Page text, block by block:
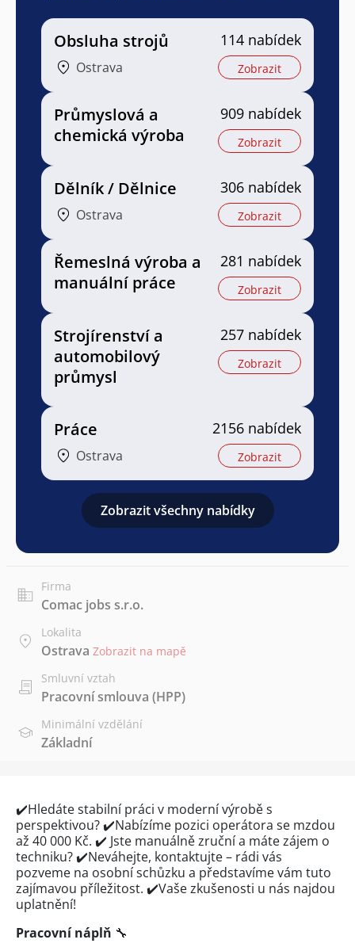
Obsluha strojů
Ostrava
114 nabídek
Zobrazit
Průmyslová a
chemická výroba
909 nabídek
Zobrazit
Dělník / Dělnice
Ostrava
306 nabídek
Zobrazit
Řemeslná výroba a
manuální práce
281 nabídek
Zobrazit
Strojírenství a
automobilový
průmysl
257 nabídek
Zobrazit
Práce
Ostrava
2156 nabídek
Zobrazit
Zobrazit všechny nabídky
Firma
Comac jobs s.r.o.
Lokalita
Ostrava Zobrazit na mapě
Smluvní vztah
Pracovní smlouva (HPP)
Minimální vzdělání
Základní
✔️Hledáte stabilní práci v moderní výroběs
perspektivou? ✔️Nabízíme pozici operátora se mzdou
až 40 000 Kč. ✔️ Jste manuálně zruční a máte zájem o
techniku? ✔️Neváhejte, kontaktujte – rádi vás
pozveme na osobní schůzku a představíme vám tuto
zajímavou příležitost. ✔️Vaše zkušenosti u nás najdou
uplatnění!
Pracovní náplň 🔧